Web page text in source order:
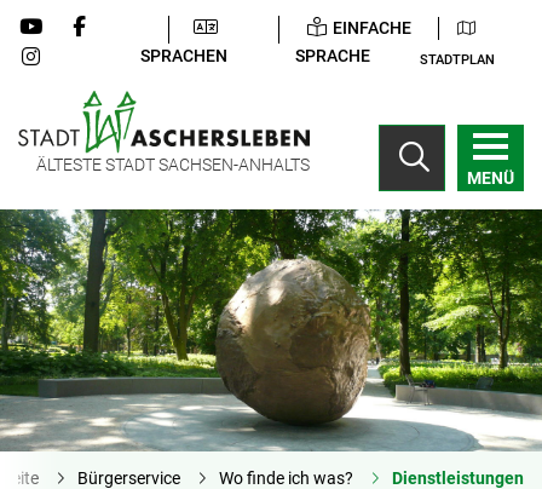
SPRACHEN
EINFACHE
SPRACHE
STADTPLAN
ÄLTESTE STADT SACHSEN-ANHALTS
MENÜ
Bürgerservice Wo finde ich was? Dienstleistungen